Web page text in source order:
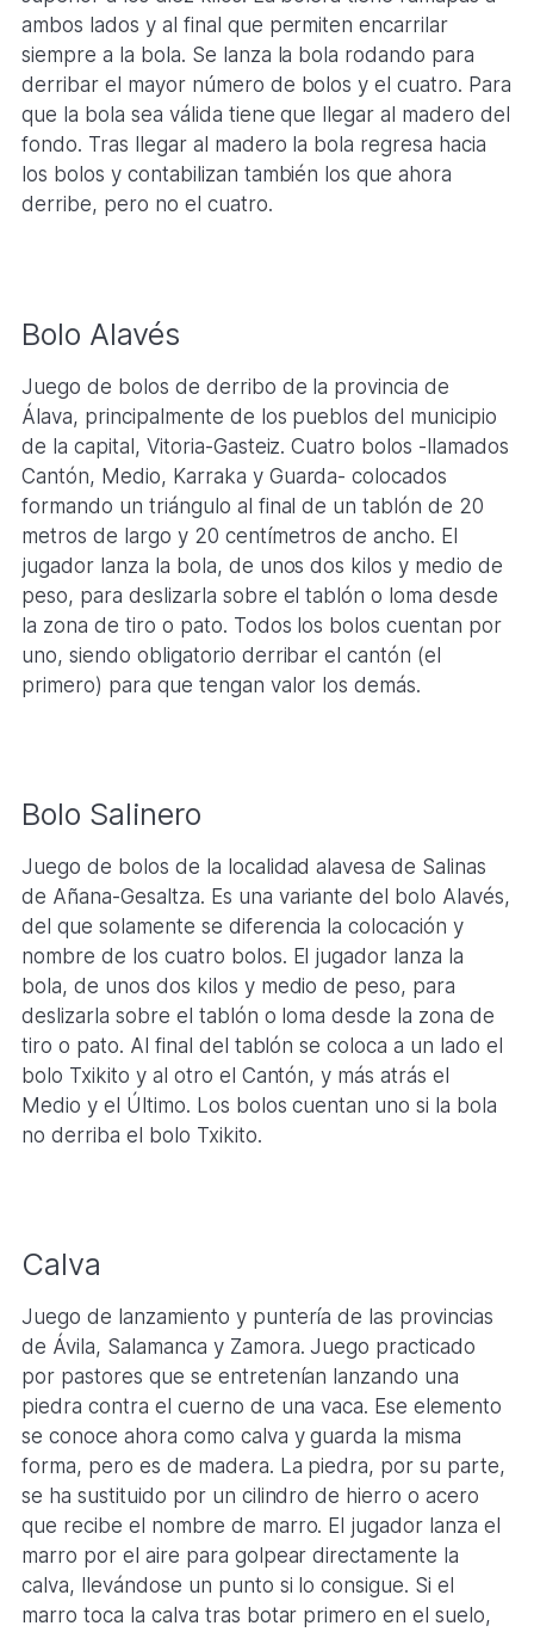
ambos lados y al final que permiten encarrilar
siempre a la bola. Se lanza la bola rodando para
derribar el mayor número de bolos y el cuatro. Para
que la bola sea válida tiene que llegar al madero del
fondo. Tras llegar al madero la bola regresa hacia
los bolos y contabilizan también los que ahora
derribe, pero no el cuatro.
Bolo Alavés
Juego de bolos de derribo de la provincia de
Álava, principalmente de los pueblos del municipio
de la capital, Vitoria-Gasteiz. Cuatro bolos -llamados
Cantón, Medio, Karraka y Guarda- colocados
formando un triángulo al final de un tablón de 20
metros de largo y 20 centímetros de ancho. El
jugador lanza la bola, de unos dos kilos y medio de
peso, para deslizarla sobre el tablón o loma desde
la zona de tiro o pato. Todos los bolos cuentan por
uno, siendo obligatorio derribar el cantón (el
primero) para que tengan valor los demás.
Bolo Salinero
Juego de bolos de la localidad alavesa de Salinas
de Añana-Gesaltza. Es una variante del bolo Alavés,
del que solamente se diferencia la colocación y
nombre de los cuatro bolos. El jugador lanza la
bola, de unos dos kilos y medio de peso, para
deslizarla sobre el tablón o loma desde la zona de
tiro o pato. Al final del tablón se coloca a un lado el
bolo Txikito y al otro el Cantón, y más atrás el
Medio y el Último. Los bolos cuentan uno si la bola
no derriba el bolo Txikito.
Calva
Juego de lanzamiento y puntería de las provincias
de Ávila, Salamanca y Zamora. Juego practicado
por pastores que se entretenían lanzando una
piedra contra el cuerno de una vaca. Ese elemento
se conoce ahora como calva y guarda la misma
forma, pero es de madera. La piedra, por su parte,
se ha sustituido por un cilindro de hierro o acero
que recibe el nombre de marro. El jugador lanza el
marro por el aire para golpear directamente la
calva, llevándose un punto si lo consigue. Si el
marro toca la calva tras botar primero en el suelo,